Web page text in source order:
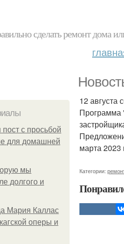
сделать ремонт дома
пост с просьбой
для домашней
мы
долгого и
Мария Каллас
оперы и
12 августа
Программа
марта 2023
Категории: